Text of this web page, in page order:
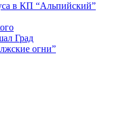
в КП “Альпийский”
Град
огни”